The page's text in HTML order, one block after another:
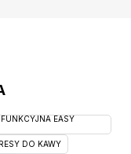
EASY
DO KAWY